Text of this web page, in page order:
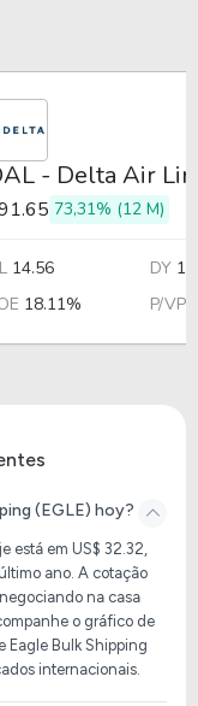
- Delta Air
73,31% (12 M)
14.56 DY
18.11% P/VP
(EGLE) hoy?
está em US$ 32.32,
ano. A cotação
na casa
o gráfico de
Eagle Bulk Shipping
internacionais.